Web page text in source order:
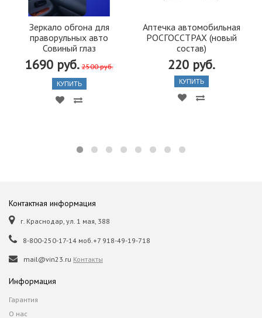
Зеркало обгона для
праворульных авто
Совиный глаз
1690 руб. 2500 руб.
КУПИТЬ
Аптечка автомобильная
РОСГОССТРАХ (новый
состав)
220 руб.
КУПИТЬ
Контактная информация
г. Краснодар, ул. 1 мая, 388
8-800-250-17-14 моб.+7 918-49-19-718
mail@vin23.ru Контакты
Информация
Гарантия
О нас